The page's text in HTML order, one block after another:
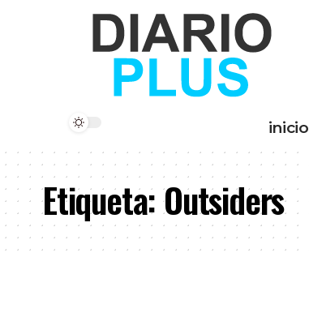
inicio
Etiqueta:Outsiders